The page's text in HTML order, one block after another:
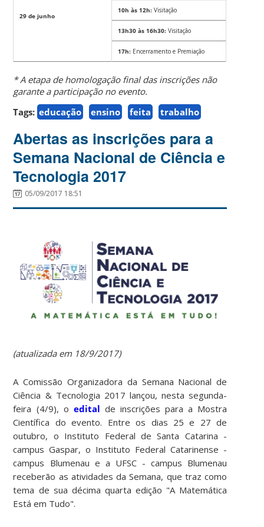
29 de junho
10h às 12h:Visitação
13h30 às 16h30: Visitação
17h: Encerramento e Premiação
* A etapa de homologação final das inscrições não
garante a participação no evento.
Tags: educação ensino feita trabalho
Abertas as inscrições para a
Semana Nacional de Ciência e
Tecnologia 2017
05/09/2017 18:51
(atualizada em 18/9/2017)
A Comissão Organizadora da Semana Nacional de
Ciência & Tecnologia 2017 lançou, nesta segunda-
feira (4/9), o edital de inscrições para a Mostra
Científica do evento. Entre os dias 25 e 27 de
outubro, o Instituto Federal de Santa Catarina -
campus Gaspar, o Instituto Federal Catarinense -
campus Blumenau e a UFSC - campus Blumenau
receberão as atividades da Semana, que traz como
tema de sua décima quarta edição "A Matemática
Está em Tudo".